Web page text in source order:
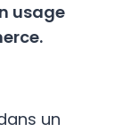
usage
un